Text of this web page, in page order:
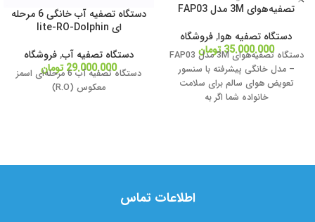
تصفیه‌هوای 3M مدل FAP03
دستگاه تصفیه هوا,فروشگاه
35.000.000تومان دستگاه تصفیه‌هوای 3M مدل FAP03
– مدل خانگی پیشرفته با سنسور
تعویض هوای سالم برای سلامت
خانواده شما اگر به
دستگاه تصفیه آب خانگی 6 مرحله
ای lite-RO-Dolphin
دستگاه تصفیه آب,فروشگاه
29.000.000 تومان
دستگاه تصفیه آب 6 مرحله‌ای اسمز
معکوس (R.O)
اطلاعات تماس